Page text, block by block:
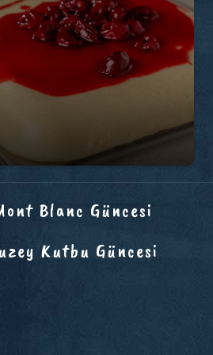
Blanc Güncesi
Kutbu Güncesi